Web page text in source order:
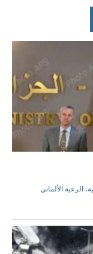
الرعية الألماني